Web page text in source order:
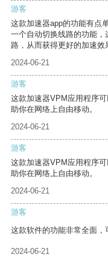
游客
这款加速器app的功能有点
一个自动切换线路的功能
路，从而获得更好的加速效
2024-06-21
游客
这款加速器VPM应用程序
助你在网络上自由移动。
2024-06-21
游客
这款加速器VPM应用程序
助你在网络上自由移动。
2024-06-21
游客
这款软件的功能非常全面，
2024-06-21